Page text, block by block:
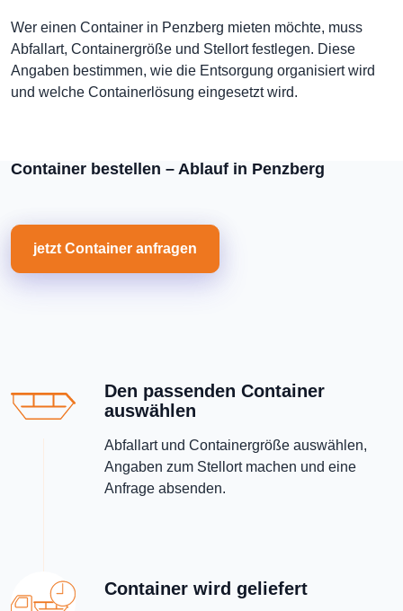
Wer einen Container in Penzberg mieten möchte, muss
Abfallart, Containergröße und Stellort festlegen. Diese
Angaben bestimmen, wie die Entsorgung organisiert wird
und welche Containerlösung eingesetzt wird.
Container bestellen – Ablauf in Penzberg
jetzt Container anfragen
Den passenden Container
auswählen
Abfallart und Containergröße auswählen,
Angaben zum Stellort machen und eine
Anfrage absenden.
Container wird geliefert